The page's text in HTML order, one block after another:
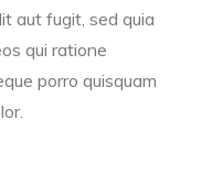
aut fugit, sed quia
qui ratione
porro quisquam